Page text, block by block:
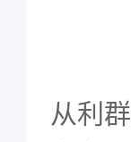
从利